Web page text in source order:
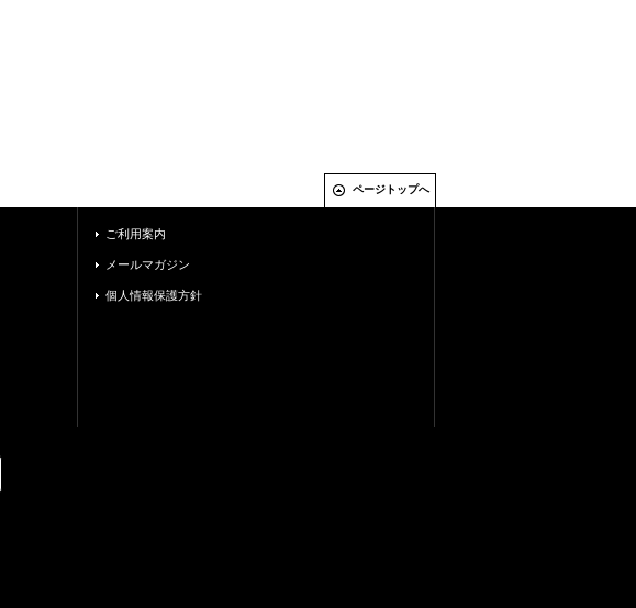
ページトップへ
ご利用案内
メールマガジン
個人情報保護方針